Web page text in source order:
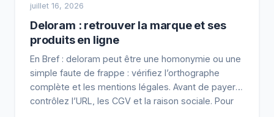
juillet 16, 2026
Deloram : retrouver la marque et ses
produits en ligne
En Bref : deloram peut être une homonymie ou une
simple faute de frappe : vérifiez l’orthographe
complète et les mentions légales. Avant de payer,
contrôlez l’URL, les CGV et la raison sociale. Pour